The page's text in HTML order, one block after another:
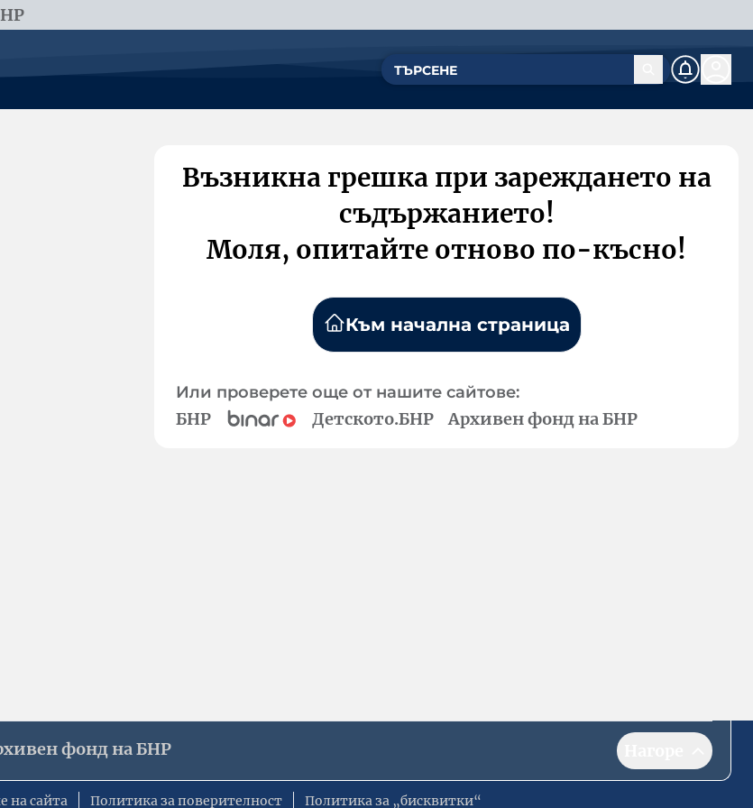
Възникна грешка при зареждането на
съдържанието!
Моля, опитайте отново по-късно!
Към начална страница
Или проверете още от нашите сайтове:
БНР Детското.БНР Архивен фонд на БНР
фонд на БНР
на сайта Политика за поверителност Политика за „бисквитки“